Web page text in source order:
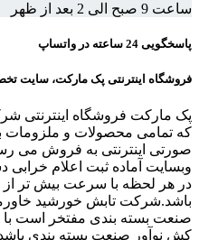
ساعت 9 صبح الی 2 بعد از ظهر
پاسخگویی 24 ساعته در واتساپ
فروشگاه اینترنتی پک مارکت، سایت
پک مارکت فروشگاه اینترنتی
که تمامی محصولات و ملزومات
صورتی اینترنتی به فروش می
وبسایت آماده ثبت اعلام خرابی
در هر لحظه با سرعت بیش تر
باشد.شرکت تابش خورشید
صنعت بسته بندی مفتخر است با
کش نوآور صنعت بسته بندی